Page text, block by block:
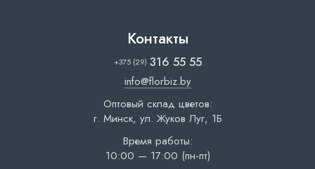
Контакты
+375 (29) 316 55 55
info@florbiz.by
Оптовый склад цветов:
г. Минск, ул. Жуков Луг, 1Б
Время работы:
10:00 — 17:00 (пн-пт)